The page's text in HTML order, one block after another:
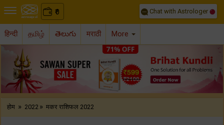
₹
0 Chat with Astrologer
हिन्दी தமிழ் తెలుగు मराठी More
Previous
होम » 2022 » मकर राशिफल 2022